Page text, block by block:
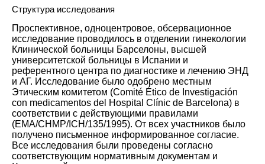
Структура исследования
Проспективное, одноцентровое, обсервационное
исследование проводилось в отделении гинекологии
Клинической больницы Барселоны, высшей
университетской больницы в Испании и
референтного центра по диагностике и лечению ЭНД
и АГ. Исследование было одобрено местным
Этическим комитетом (Comité Ético de Investigación
con medicamentos del Hospital Clínic de Barcelona) в
соответствии с действующими правилами
(EMA/CHMP/ICH/135/1995). От всех участников было
получено письменное информированное согласие.
Все исследования были проведены согласно
соответствующим нормативным документам и